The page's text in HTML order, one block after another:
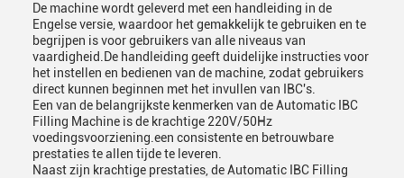
De machine wordt geleverd met een handleiding in de
Engelse versie, waardoor het gemakkelijk te gebruiken en te
begrijpen is voor gebruikers van alle niveaus van
vaardigheid.De handleiding geeft duidelijke instructies voor
het instellen en bedienen van de machine, zodat gebruikers
direct kunnen beginnen met het invullen van IBC's.
Een van de belangrijkste kenmerken van de Automatic IBC
Filling Machine is de krachtige 220V/50Hz
voedingsvoorziening.een consistente en betrouwbare
prestaties te allen tijde te leveren.
Naast zijn krachtige prestaties, de Automatic IBC Filling